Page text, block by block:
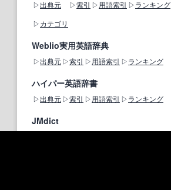
出典元 索引 用語索引
ランキング
カテゴリ
Weblio実用英語辞典
出典元 索引 用語索引 ランキング
ハイパー英語辞書
出典元 索引 用語索引 ランキング
JMdict